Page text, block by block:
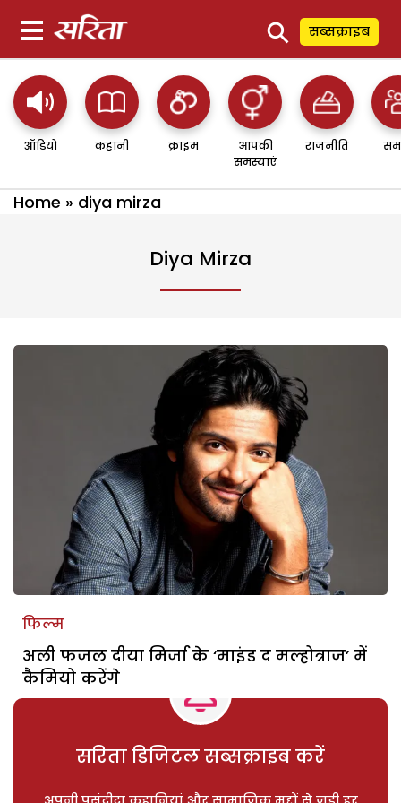
⚲ सब्सक्राइब
ऑडियो कहानी क्राइम
आपकी
समस्याएं
राजनीति
Home » diya mirza
Diya Mirza
फिल्म
अली फजल दीया मिर्जा के ‘माइंड द मल्होत्राज’ में
कैमियो करेंगे
सरिता डिजिटल सब्सक्राइब करें